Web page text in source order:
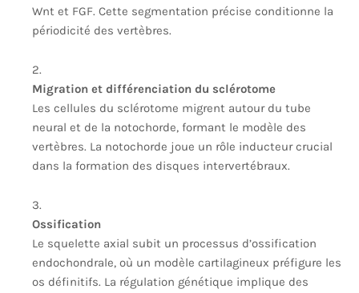
Wnt et FGF. Cette segmentation précise conditionne la
périodicité des vertèbres.
Migration et différenciation du sclérotome
Les cellules du sclérotome migrent autour du tube
neural et de la notochorde, formant le modèle des
vertèbres. La notochorde joue un rôle inducteur crucial
dans la formation des disques intervertébraux.
Ossification
Le squelette axial subit un processus d’ossification
endochondrale, où un modèle cartilagineux préfigure les
os définitifs. La régulation génétique implique des